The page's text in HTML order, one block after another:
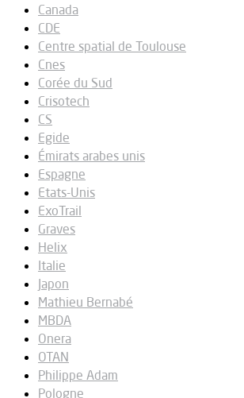
Canada
CDE
Centre spatial de Toulouse
Cnes
Corée du Sud
Crisotech
CS
Egide
Émirats arabes unis
Espagne
Etats-Unis
ExoTrail
Graves
Helix
Italie
Japon
Mathieu Bernabé
MBDA
Onera
OTAN
Philippe Adam
Pologne